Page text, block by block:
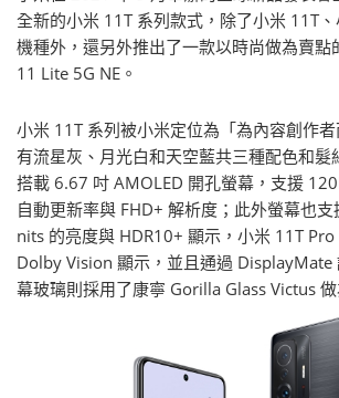
全新的小米 11T 系列款式，除了小米 11T
機種外，還另外推出了一款以時尚做為賣點
11 Lite 5G NE。
小米 11T 系列被小米定位為「為內容創作
有流星灰、月光白和天空藍共三種配色和髮
搭載 6.67 吋 AMOLED 開孔螢幕，支援
自動更新率與 FHD+ 解析度；此外螢幕也
nits 的亮度與 HDR10+ 顯示，小米 11T
Dolby Vision 顯示，並且通過 DisplayMate
幕玻璃則採用了康寧 Gorilla Glass Victus 做